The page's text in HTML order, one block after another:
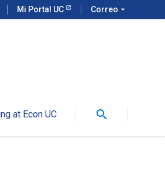
Mi Portal UC Correo arrow_drop_down
at Econ UC search